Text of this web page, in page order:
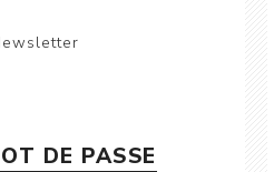
DE PASSE